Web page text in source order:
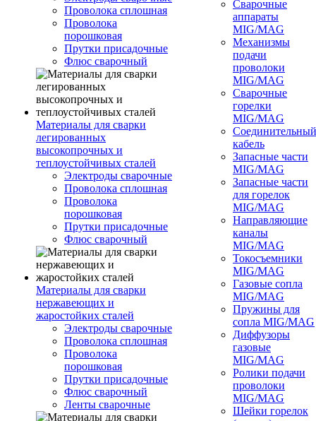
Проволока сплошная
Проволока
порошковая
Прутки присадочные
Флюс сварочный
Материалы для сварки
легированных
высокопрочных и
теплоустойчивых сталей
Электроды сварочные
Проволока сплошная
Проволока
порошковая
Прутки присадочные
Флюс сварочный
Материалы для сварки
нержавеющих и
жаростойких сталей
Электроды сварочные
Проволока сплошная
Проволока
порошковая
Прутки присадочные
Флюс сварочный
Ленты сварочные
Сварочные
аппараты
MIG/MAG
Механизмы
подачи
проволоки
MIG/MAG
Сварочные
горелки
MIG/MAG
Соединительный
кабель
Запасные части
MIG/MAG
Запасные части
для горелок
MIG/MAG
Направляющие
каналы
MIG/MAG
Токосъемники
MIG/MAG
Газовые сопла
MIG/MAG
Пружины для
сопла MIG/MAG
Диффузоры
газовые
MIG/MAG
Ролики подачи
проволоки
MIG/MAG
Шейки горелок